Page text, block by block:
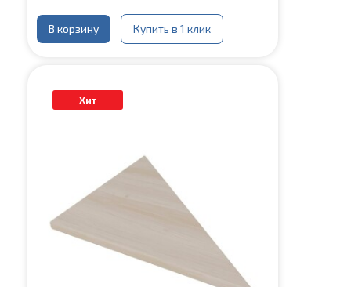
В корзину Купить в 1 клик
Хит